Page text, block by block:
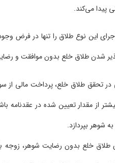
پیدا می‌کند.
این نوع طلاق را تنها در فرض وجود
شدن طلاق خلع بدون موافقت و
در تحقق طلاق خلع، پرداخت مالی
از مقدار تعیین شده در عقدنامه
شوهر بپردازد.
طلاق خلع بدون رضایت شوهر، زوجه